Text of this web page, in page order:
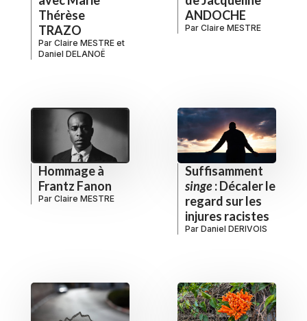
Thérèse
TRAZO
Par Claire MESTRE et
Daniel DELANOË
ANDOCHE
Par Claire MESTRE
Hommage à
Frantz Fanon
Par Claire MESTRE
Suffisamment
singe: Décaler le
regard sur les
injures racistes
Par Daniel DERIVOIS